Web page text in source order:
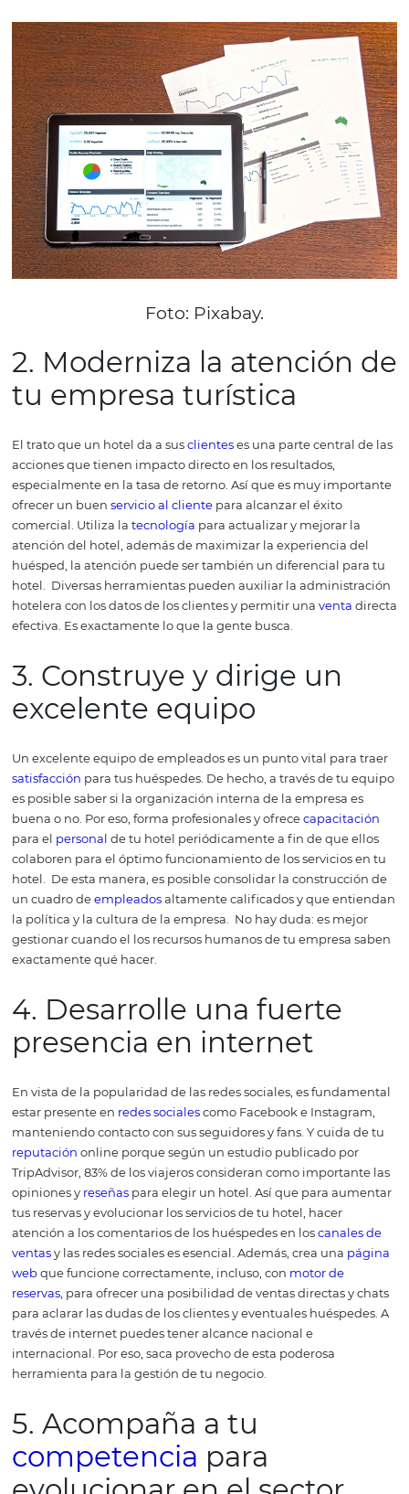
permiten una visión más completa de la realidad
tu empresa hotelera, por eso elige las que son más
para el perfil de tu negocio y préstales atención
Además, las métricas son
datosimportantes para saber
sectores de la gestión de tu hotel necesitan de cambios
atención.
Foto:Pixabay.
2. Moderniza la
tu empresa turística
El trato que un hotel da a sus clienteses una parte
acciones que tienen impacto directo en los resultados,
ofrecer un buenservicio al clientepara alcanzar el éxito
comercial. Utiliza latecnologíapara actualizar y
atención del hotel, además de maximizar la
huésped, la atención puede ser también un diferencial
hotel.Diversas herramientas pueden auxiliar la
hotelera con los datos de los clientes y permitir una
efectiva. Es exactamente lo que la gente busca.
3. Construye y dirige un
excelente equipo
Un excelente equipo de empleados es un punto vital
satisfacción
para tus huéspedes. De hecho, a través de
es posible saber sila organización interna de la empresa
buena o no. Por eso, forma profesionales y ofrece
para elpersonalde tu hotel periódicamente a fin de
colaboren para el óptimo funcionamiento de los
hotel.
De esta manera, es posible consolidar la
un cuadro deempleados altamente calificados y que
la política y la cultura de la empresa. No hay duda: es
gestionar cuando el los recursos humanos de tu
exactamente qué hacer.
4. Desarrolle una fuerte
En vista de la popularidad de las redes sociales, es
estar presente en
como Facebook e